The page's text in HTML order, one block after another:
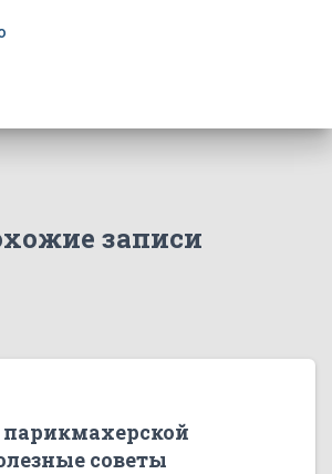
записи
парикмахерской
советы